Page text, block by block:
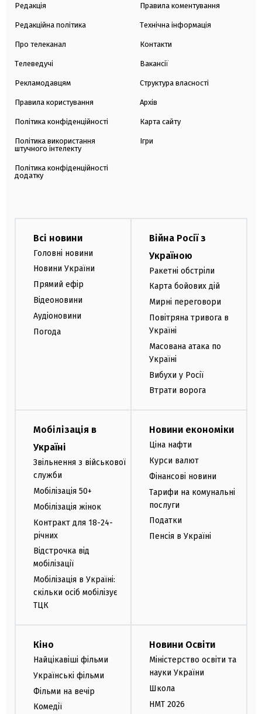
Редакція
Редакційна політика
Про телеканал
Телеведучі
Рекламодавцям
Правила користування
Політика конфіденційності
Політика використання
штучного інтелекту
Політика конфіденційності
додатку
Правила коментування
Технічна інформація
Контакти
Вакансії
Структура власності
Архів
Карта сайту
Ігри
Всі новини
Головні новини
Новини України
Прямий ефір
Відеоновини
Аудіоновини
Погода
Війна Росії з
Україною
Ракетні обстріли
Карта бойових дій
Мирні переговори
Повітряна тривога в
Україні
Масована атака по
Україні
Вибухи у Росії
Втрати ворога
Мобілізація в
Україні
Звільнення з військової
служби
Мобілізація 50+
Мобілізація жінок
Контракт для 18-24-
річних
Відстрочка від
мобілізації
Мобілізація в Україні:
скільки осіб мобілізує
ТЦК
Новини економіки
Ціна нафти
Курси валют
Фінансові новини
Тарифи на комунальні
послуги
Податки
Пенсія в Україні
Кіно
Найцікавіші фільми
Українські фільми
Фільми на вечір
Комедії
Новини Освіти
Міністерство освіти та
науки України
Школа
НМТ 2026